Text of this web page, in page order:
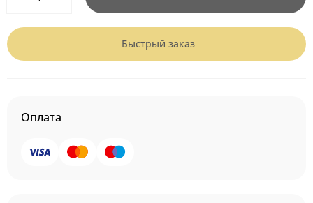
Быстрый заказ
Оплата